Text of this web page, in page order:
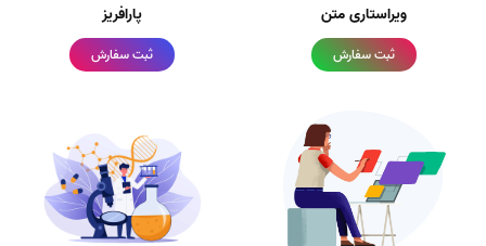
ویراستاری متن
ثبت سفارش
پارافریز
ثبت سفارش